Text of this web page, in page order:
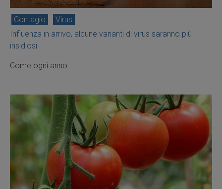
Contagio
Virus
Influenza in arrivo, alcune varianti di virus saranno più
insidiosi
Come ogni anno